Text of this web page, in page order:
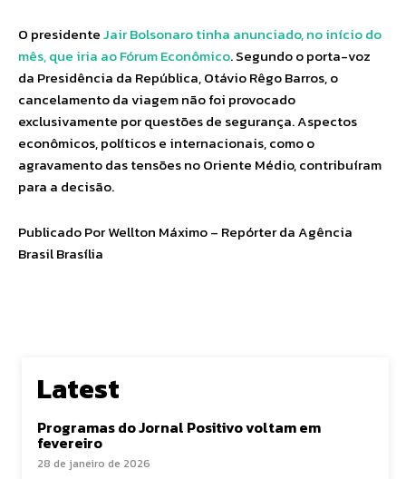
O presidenteJair Bolsonaro tinha anunciado, no início do
mês, que iria ao Fórum Econômico. Segundo o porta-voz
da Presidência da República, Otávio Rêgo Barros, o
cancelamento da viagem não foi provocado
exclusivamente por questões de segurança. Aspectos
econômicos, políticos e internacionais, como o
agravamento das tensões no Oriente Médio, contribuíram
para a decisão.
Publicado Por Wellton Máximo – Repórter da Agência
Brasil Brasília
Latest
Programas do Jornal Positivo voltam em
fevereiro
28 de janeiro de 2026